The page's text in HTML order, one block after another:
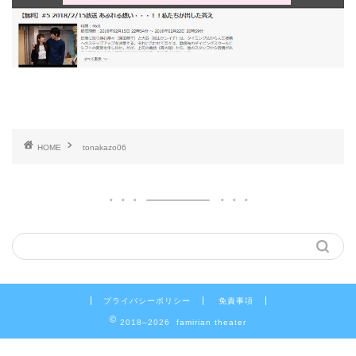
HOME tonakazo06
プライバシーポリシー 免責事項
2018–2026 famirian theater